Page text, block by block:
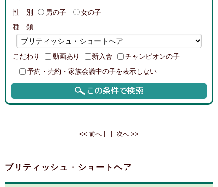
性 別
男の子
女の子
種 類
こだわり 動画あり 新入舎
チャンピオンの子
予約・売約・家族会議中の子を表示しない
<< 前へ
次へ >>
ブリティッシュ・ショートヘア